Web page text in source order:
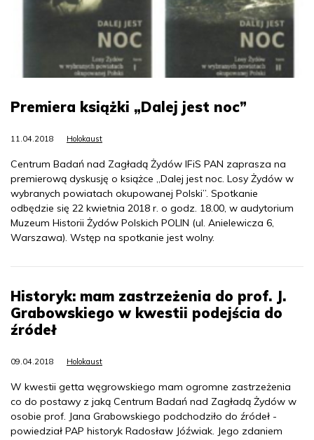
Premiera książki „Dalej jest noc”
11.04.2018 Holokaust
Centrum Badań nad Zagładą Żydów IFiS PAN zaprasza na
premierową dyskusję o książce „Dalej jest noc. Losy Żydów w
wybranych powiatach okupowanej Polski”. Spotkanie
odbędzie się 22 kwietnia 2018 r. o godz. 18.00, w audytorium
Muzeum Historii Żydów Polskich POLIN (ul. Anielewicza 6,
Warszawa). Wstęp na spotkanie jest wolny.
Historyk: mam zastrzeżenia do prof. J.
Grabowskiego w kwestii podejścia do
źródeł
09.04.2018 Holokaust
W kwestii getta węgrowskiego mam ogromne zastrzeżenia
co do postawy z jaką Centrum Badań nad Zagładą Żydów w
osobie prof. Jana Grabowskiego podchodziło do źródeł -
powiedział PAP historyk Radosław Jóźwiak. Jego zdaniem